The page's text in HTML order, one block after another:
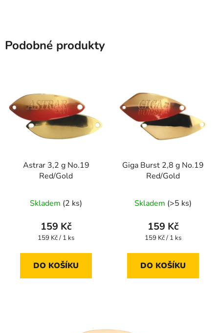
Podobné produkty
Astrar 3,2 g No.19
Red/Gold
Skladem (2 ks)
159 Kč
Měrná
159 Kč / 1 ks
DO KOŠÍKU
Giga Burst 2,8 g No.19
Red/Gold
Skladem (>5 ks)
159 Kč
Měrná
159 Kč / 1 ks
DO KOŠÍKU